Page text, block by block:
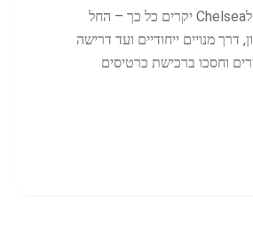
גלו למה כרטיסים לChelsea יקרים כל כך – החל
דרך מנויים ייחודיים ועד דרישה
וחסכו ברכישת כרטיסים